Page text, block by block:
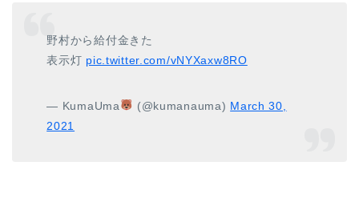
野村から給付金きた
表示灯 pic.twitter.com/vNYXaxw8RO
— KumaUma (@kumanauma) March 30,
2021